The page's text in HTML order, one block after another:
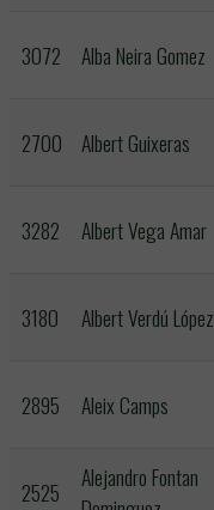
3072 Alba Neira Gomez
2700 Albert Guixeras
3282 Albert Vega Amar
3180 Albert Verdú López
2895 Aleix Camps
2525
Alejandro Fontan